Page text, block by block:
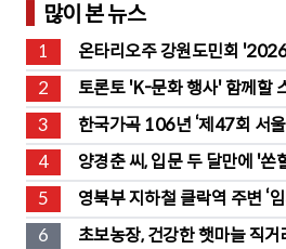
많이 본 뉴스
1
온타리오주 강원도민회
2
토론토 'K-문화 행사' 함께할
3
한국가곡 106년 ‘제47회 서
성황
4
양경춘 씨, 입문 두 달만에 '쏜
인공
5
영북부 지하철 클락역 주변 ‘
트리트 바뀐다”
6
초보농장, 건강한 햇마늘 직